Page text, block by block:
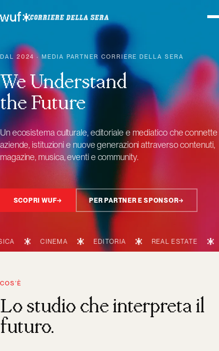
DAL 2024 · MEDIA PARTNER CORRIERE DELLA SERA
We Understand
the Future
Un ecosistema culturale, editoriale e mediatico che connette
aziende, istituzioni e nuove generazioni attraverso contenuti,
magazine, musica, eventi e community.
SCOPRI WUF→ PER PARTNER E SPONSOR→
CINEMA EDITORIA REAL ESTATE
COS’È
Lo studio che interpreta il
futuro.